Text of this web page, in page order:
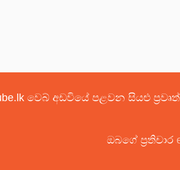
වෙබ් අඩවියේ පළවන සියළු
ඔබගේ ප්‍රතිචාර